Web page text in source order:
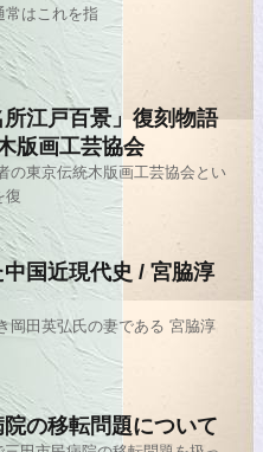
常はこれを指
江戸百景」復刻物語
版画工芸協会
京伝統木版画工芸協会とい
復
国近現代史 / 宮脇淳
英弘氏の妻である 宮脇淳
の移転問題について